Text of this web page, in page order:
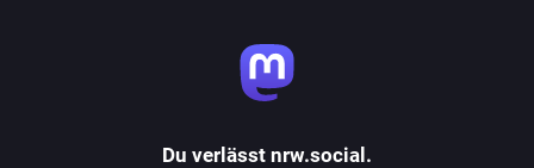
Du verlässt nrw.social.